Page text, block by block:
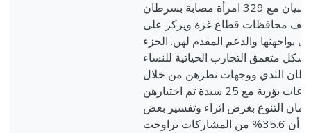
الكمي تم من خلال استبيان مع 329 امرأة مصابة بسرطان
محافظات قطاع غزة ويركز على
يواجهنها والدعم المقدم لهن. الجزء
متعمق التجارب الحياتية للنساء
الثدي ووجهات نظرهن من خلال
المناقشه في اربع مجموعات بؤرية مع 25 سيدة تم اختيارهن
التنوع بغرض اثراء وتفسير بعض
النتائج وأظهرت النتائج أن 35.6% من المشاركات تراوحت